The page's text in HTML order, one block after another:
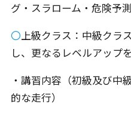
グ・スラローム・危険予測
〇上級クラス：中級クラ
し、更なるレベルアップ
・講習内容（初級及び中
的な走行）